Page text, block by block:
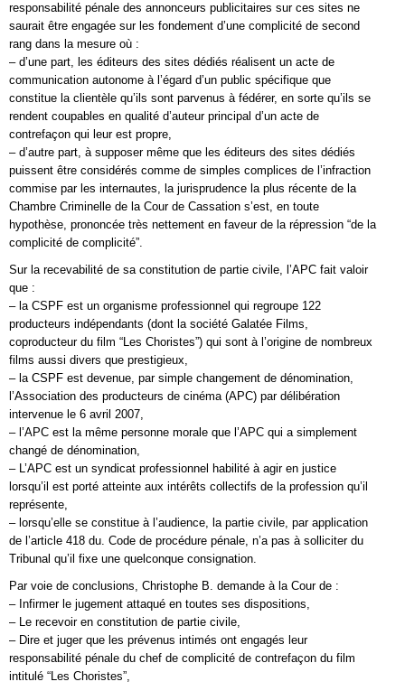
responsabilité pénale des annonceurs publicitaires sur ces sites ne
saurait être engagée sur les fondement d’une complicité de second
rang dans la mesure où :
– d’une part, les éditeurs des sites dédiés réalisent un acte de
communication autonome à l’égard d’un public spécifique que
constitue la clientèle qu’ils sont parvenus à fédérer, en sorte qu’ils se
rendent coupables en qualité d’auteur principal d’un acte de
contrefaçon qui leur est propre,
– d’autre part, à supposer même que les éditeurs des sites dédiés
puissent être considérés comme de simples complices de l’infraction
commise par les internautes, la jurisprudence la plus récente de la
Chambre Criminelle de la Cour de Cassation s’est, en toute
hypothèse, prononcée très nettement en faveur de la répression “de la
complicité de complicité”.
Sur la recevabilité de sa constitution de partie civile, l’APC fait valoir
que :
– la CSPF est un organisme professionnel qui regroupe 122
producteurs indépendants (dont la société Galatée Films,
coproducteur du film “Les Choristes”) qui sont à l’origine de nombreux
films aussi divers que prestigieux,
– la CSPF est devenue, par simple changement de dénomination,
l’Association des producteurs de cinéma (APC) par délibération
intervenue le 6 avril 2007,
– l’APC est la même personne morale que l’APC qui a simplement
changé de dénomination,
– L’APC est un syndicat professionnel habilité à agir en justice
lorsqu’il est porté atteinte aux intérêts collectifs de la profession qu’il
représente,
– lorsqu’elle se constitue à l’audience, la partie civile, par application
de l’article 418 du. Code de procédure pénale, n’a pas à solliciter du
Tribunal qu’il fixe une quelconque consignation.
Par voie de conclusions, Christophe B. demande à la Cour de :
– Infirmer le jugement attaqué en toutes ses dispositions,
– Le recevoir en constitution de partie civile,
– Dire et juger que les prévenus intimés ont engagés leur
responsabilité pénale du chef de complicité de contrefaçon du film
intitulé “Les Choristes”,